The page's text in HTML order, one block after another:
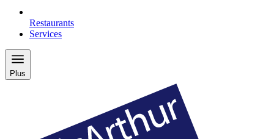
Restaurants
Services
Plus